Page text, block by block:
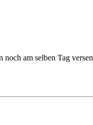
am selben Tag